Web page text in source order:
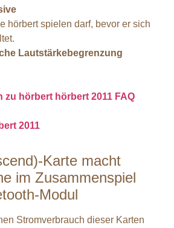
hörbert spielen darf, bevor er sich
Lautstärkebegrenzung
zu hörbert hörbert 2011 FAQ
2011
Karte macht
im Zusammenspiel
Modul
Stromverbrauch dieser Karten